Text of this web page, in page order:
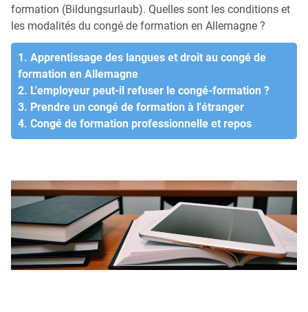
formation (Bildungsurlaub). Quelles sont les conditions et
les modalités du congé de formation en Allemagne ?
1. Apprentissage des langues et droit au congé de
formation en Allemagne
2. L'employeur peut-il refuser le congé-formation ?
3. Prendre un congé de formation à l'étranger
4. Congé de formation professionnelle et repos